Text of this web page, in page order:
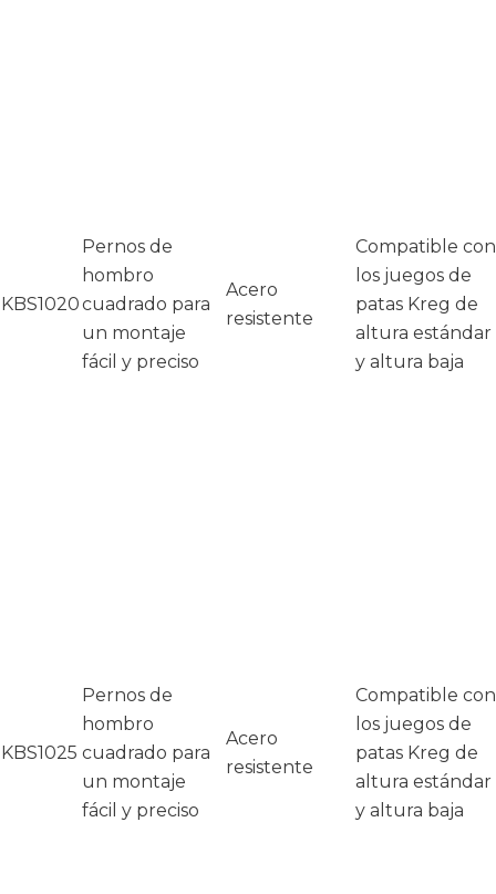
KBS1020
Pernos de
hombro
cuadrado para
un montaje
fácil y preciso
Acero
resistente
Compatible con
los juegos de
patas Kreg de
altura estándar
y altura baja
KBS1025
Pernos de
hombro
cuadrado para
un montaje
fácil y preciso
Acero
resistente
Compatible con
los juegos de
patas Kreg de
altura estándar
y altura baja